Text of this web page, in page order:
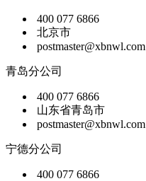
400 077 6866
北京市
postmaster@xbnwl.com
青岛分公司
400 077 6866
山东省青岛市
postmaster@xbnwl.com
宁德分公司
400 077 6866